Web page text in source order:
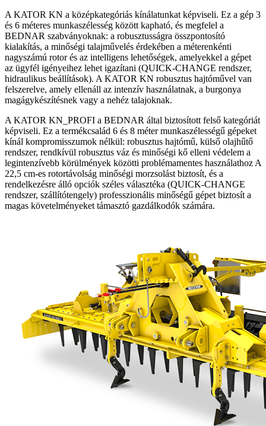
A KATOR KN a középkategóriás kínálatunkat képviseli. Ez a gép 3
és 6 méteres munkaszélesség között kapható, és megfelel a
BEDNAR szabványoknak: a robusztusságra összpontosító
kialakítás, a minőségi talajművelés érdekében a méterenkénti
nagyszámú rotor és az intelligens lehetőségek, amelyekkel a gépet
az ügyfél igényeihez lehet igazítani (QUICK-CHANGE rendszer,
hidraulikus beállítások). A KATOR KN robusztus hajtóművel van
felszerelve, amely ellenáll az intenzív használatnak, a burgonya
magágykészítésnek vagy a nehéz talajoknak.
A KATOR KN_PROFI a BEDNAR által biztosított felső kategóriát
képviseli. Ez a termékcsalád 6 és 8 méter munkaszélességű gépeket
kínál kompromisszumok nélkül: robusztus hajtómű, külső olajhűtő
rendszer, rendkívül robusztus váz és minőségi kő elleni védelem a
legintenzívebb körülmények közötti problémamentes használathoz A
22,5 cm-es rotortávolság minőségi morzsolást biztosít, és a
rendelkezésre álló opciók széles választéka (QUICK-CHANGE
rendszer, szállítótengely) professzionális minőségű gépet biztosít a
magas követelményeket támasztó gazdálkodók számára.